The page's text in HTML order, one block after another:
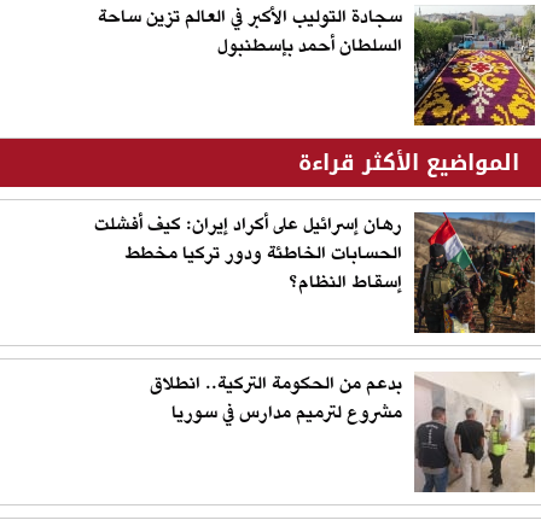
سجادة التوليب الأكبر في العالم تزين ساحة
السلطان أحمد بإسطنبول
المواضيع الأكثر قراءة
رهان إسرائيل على أكراد إيران: كيف أفشلت
الحسابات الخاطئة ودور تركيا مخطط
إسقاط النظام؟
بدعم من الحكومة التركية.. انطلاق
مشروع لترميم مدارس في سوريا